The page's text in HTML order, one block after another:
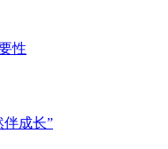
性
伴成长”